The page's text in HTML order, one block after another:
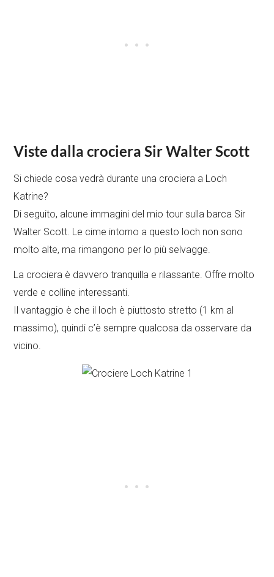
Viste dalla crociera Sir Walter Scott
Si chiede cosa vedrà durante una crociera a Loch
Katrine?
Di seguito, alcune immagini del mio tour sulla barca Sir
Walter Scott. Le cime intorno a questo loch non sono
molto alte, ma rimangono per lo più selvagge.
La crociera è davvero tranquilla e rilassante. Offre molto
verde e colline interessanti.
Il vantaggio è che il loch è piuttosto stretto (1 km al
massimo), quindi c’è sempre qualcosa da osservare da
vicino.